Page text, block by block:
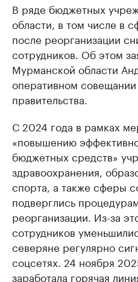
В ряде бюджетных
области, в том числе в
после реорганизации
сотрудников. Об этом
Мурманской области
оперативном совещании
правительства.
С 2024 года в рамках
«повышению
бюджетных средств»
здравоохранения,
спорта, а также сферы
подверглись
реорганизации. Из-за
сотрудников
северяне регулярно
соцсетях. 24 ноября
заработала горячая